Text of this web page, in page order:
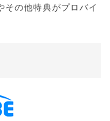
その他特典がプロバイ